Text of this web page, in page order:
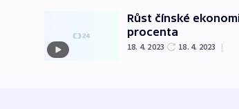
Růst čínské
procenta
18. 4. 2023 18. 4. 2023 |